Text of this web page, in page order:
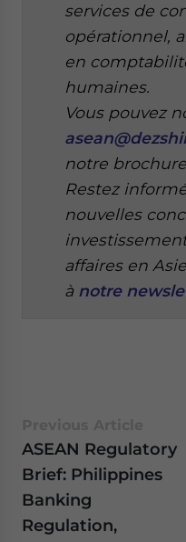
services de
opérationnel,
en
humaines.
Vous pouvez
notre brochure
Restez
nouvelles
affaires en
à notre
ASEAN Regulatory
Brief: Philippines
Banking
Regulation,